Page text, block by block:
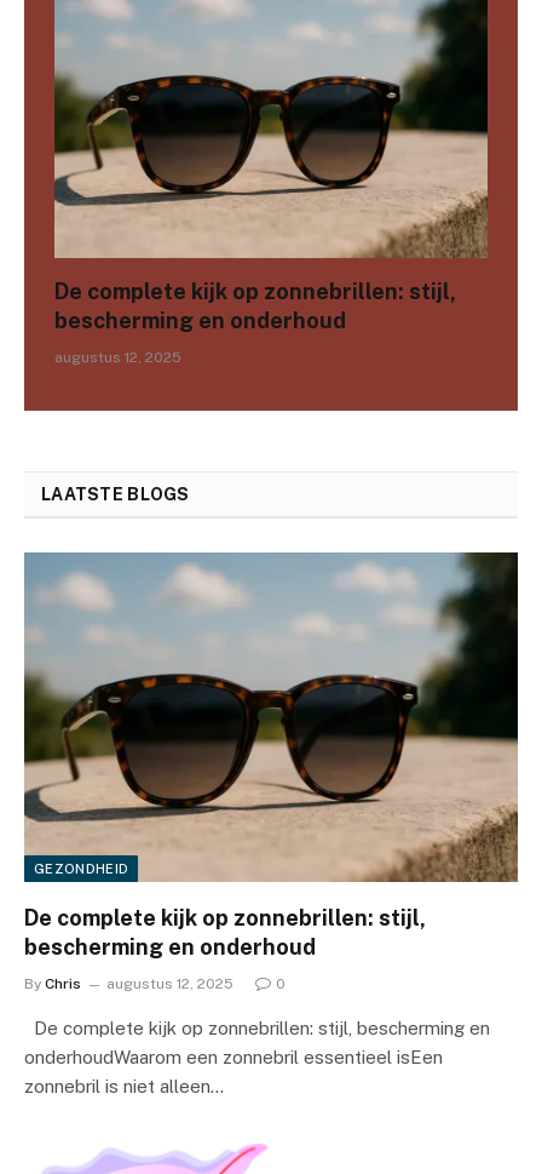
De complete kijk op zonnebrillen: stijl,
bescherming en onderhoud
augustus 12, 2025
LAATSTE BLOGS
GEZONDHEID
De complete kijk op zonnebrillen: stijl,
bescherming en onderhoud
By Chris augustus 12, 2025 0
De complete kijk op zonnebrillen: stijl, bescherming en
onderhoudWaarom een zonnebril essentieel isEen
zonnebril is niet alleen…